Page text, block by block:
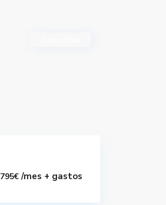
795€/mes + gastos